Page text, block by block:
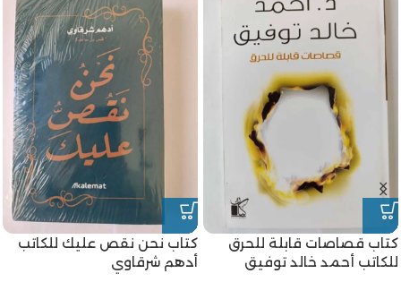
كتاب قصاصات قابلة للحرق
للكاتب أحمد خالد توفيق
كتاب نحن نقص عليك للكاتب
أدهم شرقاوي